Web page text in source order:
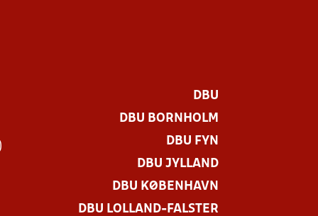
DBU
DBU BORNHOLM
DBU FYN
DBU JYLLAND
DBU KØBENHAVN
DBU LOLLAND-FALSTER